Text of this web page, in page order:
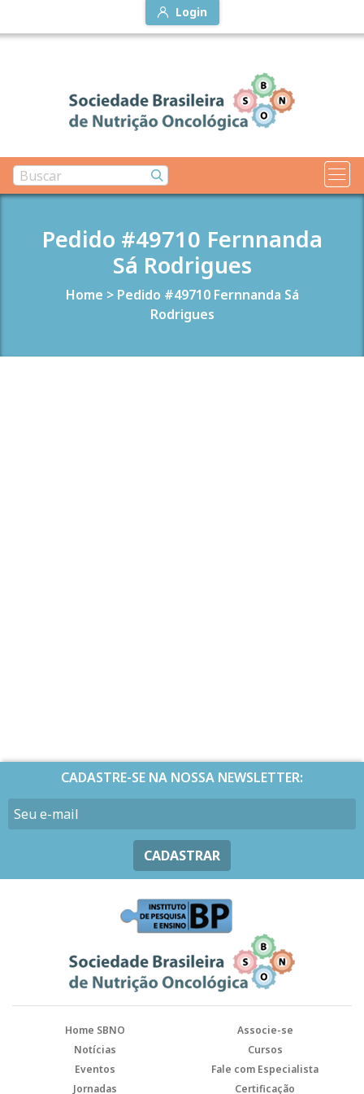
Login
Pedido #49710 Fernnanda
Sá Rodrigues
Home > Pedido #49710 Fernnanda Sá
Rodrigues
CADASTRE-SE NA NOSSA NEWSLETTER:
CADASTRAR
Home SBNO
Associe-se
Notícias
Cursos
Eventos
Fale com Especialista
Jornadas
Certificação